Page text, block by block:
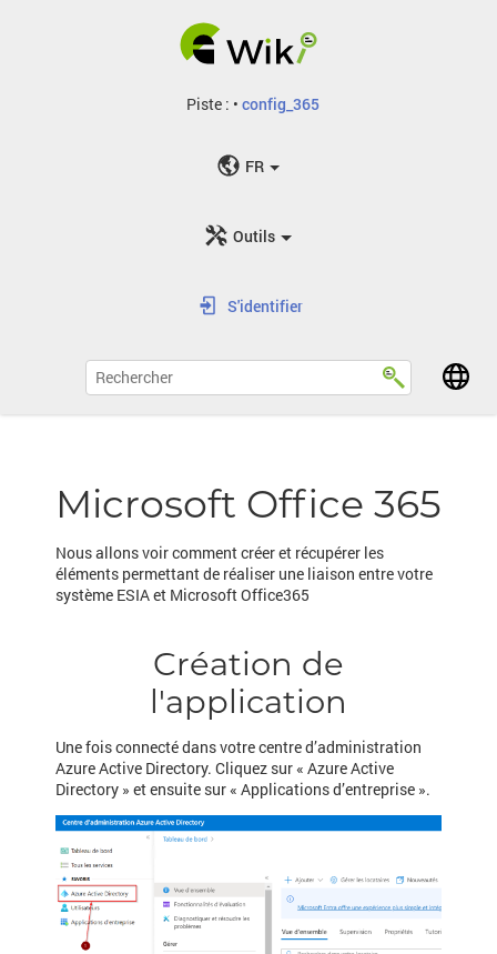
Piste : • config_365
FR
Outils
S'identifier
Microsoft Office 365
Nous allons voir comment créer et récupérer les
éléments permettant de réaliser une liaison entre votre
système ESIA et Microsoft Office365
Création de
l'application
Une fois connecté dans votre centre d’administration
Azure Active Directory. Cliquez sur « Azure Active
Directory » et ensuite sur « Applications d’entreprise ».